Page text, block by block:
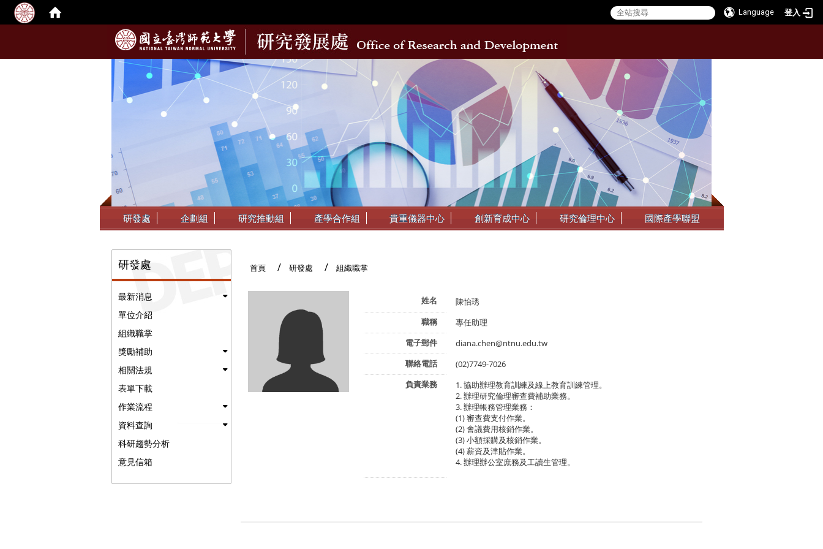
Language 登入
::: 研發處 企劃組 研究推動組 產學合作組 貴重儀器中心 創新育成中心 研究倫理中心 國際產學聯盟
研發處
最新消息
單位介紹
組織職掌
獎勵補助
相關法規
表單下載
作業流程
資料查詢
科研趨勢分析
意見信箱
首頁 研發處 組織職掌
姓名
陳怡琇
職稱
專任助理
電子郵件
diana.chen@ntnu.edu.tw
聯絡電話
(02)7749-7026
負責業務
1. 協助辦理教育訓練及線上教育訓練管理。
2. 辦理研究倫理審查費補助業務。
3. 辦理帳務管理業務：
(1) 審查費支付作業。
(2) 會議費用核銷作業。
(3) 小額採購及核銷作業。
(4) 薪資及津貼作業。
4. 辦理辦公室庶務及工讀生管理。